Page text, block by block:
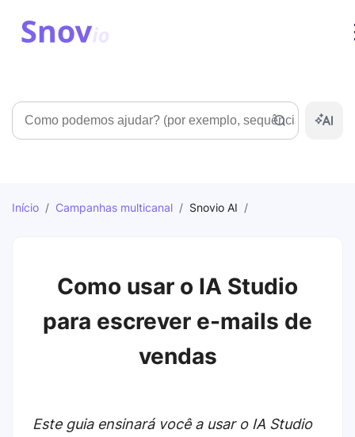
Pesquisar
Início / Campanhas multicanal / Snovio AI /
Como usar o IA Studio
para escrever e-mails de
vendas
Este guia ensinará você a usar o IA Studio